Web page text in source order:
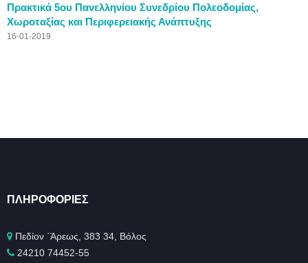
Πρακτικά 5ου Πανελληνίου Συνεδρίου Πολεοδομίας,
Χωροταξίας και Περιφερειακής Ανάπτυξης
16-01-2019
ΠΛΗΡΟΦΟΡΊΕΣ
Πεδίον ΄Άρεως, 383 34, Βόλος
24210 74452-55